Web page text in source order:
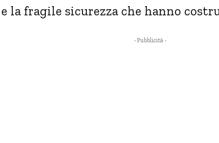
la fragile sicurezza che hanno
- Pubblicità -